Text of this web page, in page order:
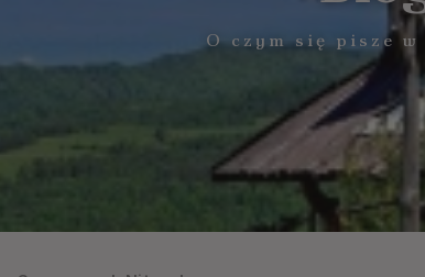
O czym się pisze w